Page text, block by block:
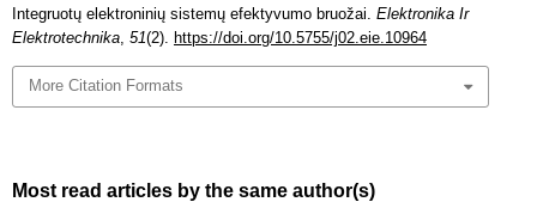
Integruotų elektroninių sistemų efektyvumo bruožai. Elektronika Ir
Elektrotechnika, 51(2). https://doi.org/10.5755/j02.eie.10964
More Citation Formats
Most read articles by the same author(s)